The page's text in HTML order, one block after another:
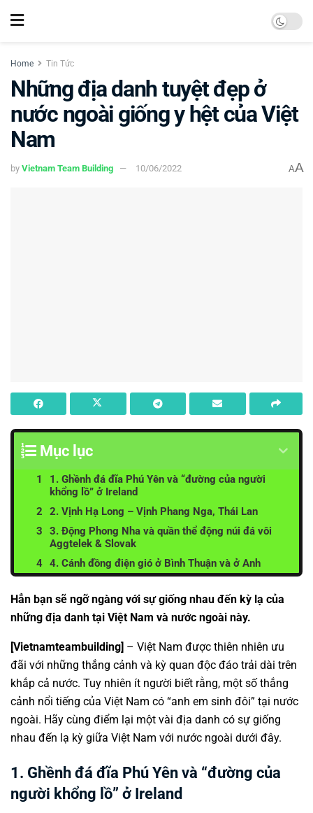
Home Tin Tức
Những địa danh tuyệt đẹp ở
nước ngoài giống y hệt của Việt
Nam
by Vietnam Team Building 10/06/2022 AA
Mục lục
1. Ghềnh đá đĩa Phú Yên và “đường của người
khổng lồ” ở Ireland
2. Vịnh Hạ Long – Vịnh Phang Nga, Thái Lan
3. Động Phong Nha và quần thể động núi đá vôi
Aggtelek & Slovak
4. Cánh đồng điện gió ở Bình Thuận và ở Anh
Hẳn bạn sẽ ngỡ ngàng với sự giống nhau đến kỳ lạ của
những địa danh tại Việt Nam và nước ngoài này.
[Vietnamteambuilding] – Việt Nam được thiên nhiên ưu
đãi với những thắng cảnh và kỳ quan độc đáo trải dài trên
khắp cả nước. Tuy nhiên ít người biết rằng, một số thắng
cảnh nổi tiếng của Việt Nam có “anh em sinh đôi” tại nước
ngoài. Hãy cùng điểm lại một vài địa danh có sự giống
nhau đến lạ kỳ giữa Việt Nam với nước ngoài dưới đây.
1. Ghềnh đá đĩa Phú Yên và “đường của
người khổng lồ” ở Ireland